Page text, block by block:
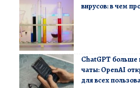
вирусов: в чем
ChatGPT больше
чаты: OpenAI
для всех